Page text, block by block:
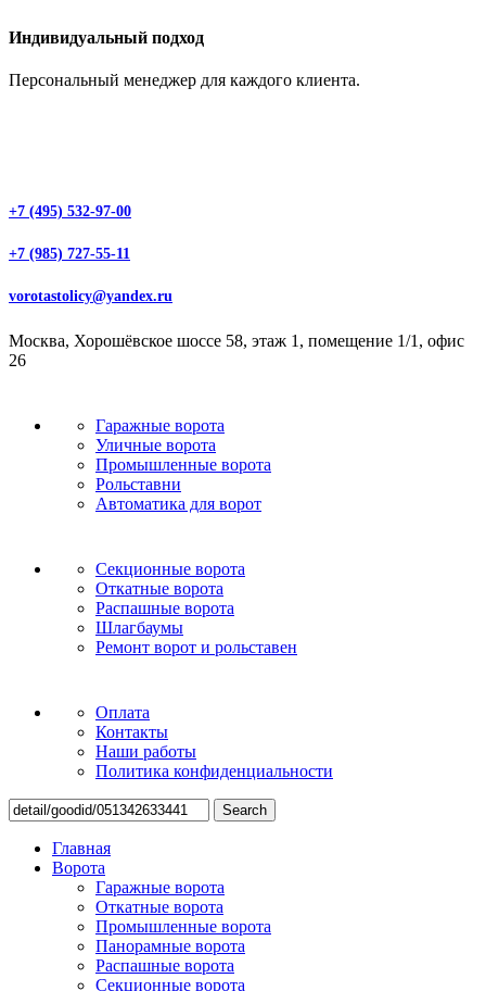
Индивидуальный подход
Персональный менеджер для каждого клиента.
+7 (495) 532-97-00
+7 (985) 727-55-11
vorotastolicy@yandex.ru
Москва, Хорошёвское шоссе 58, этаж 1, помещение 1/1, офис
26
Гаражные ворота
Уличные ворота
Промышленные ворота
Рольставни
Автоматика для ворот
Секционные ворота
Откатные ворота
Распашные ворота
Шлагбаумы
Ремонт ворот и рольставен
Оплата
Контакты
Наши работы
Политика конфиденциальности
Search
Главная
Ворота
Гаражные ворота
Откатные ворота
Промышленные ворота
Панорамные ворота
Распашные ворота
Секционные ворота